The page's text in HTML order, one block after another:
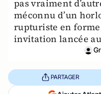
pas vraiment
méconnu d’un
rupturiste en
invitation lancée
PARTAGER